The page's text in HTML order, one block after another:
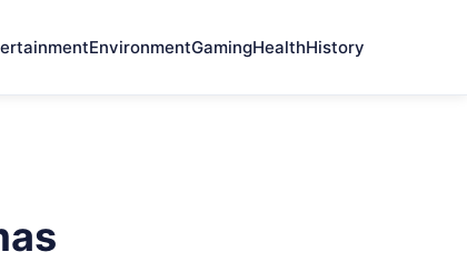
EnvironmentGamingHealthHistory